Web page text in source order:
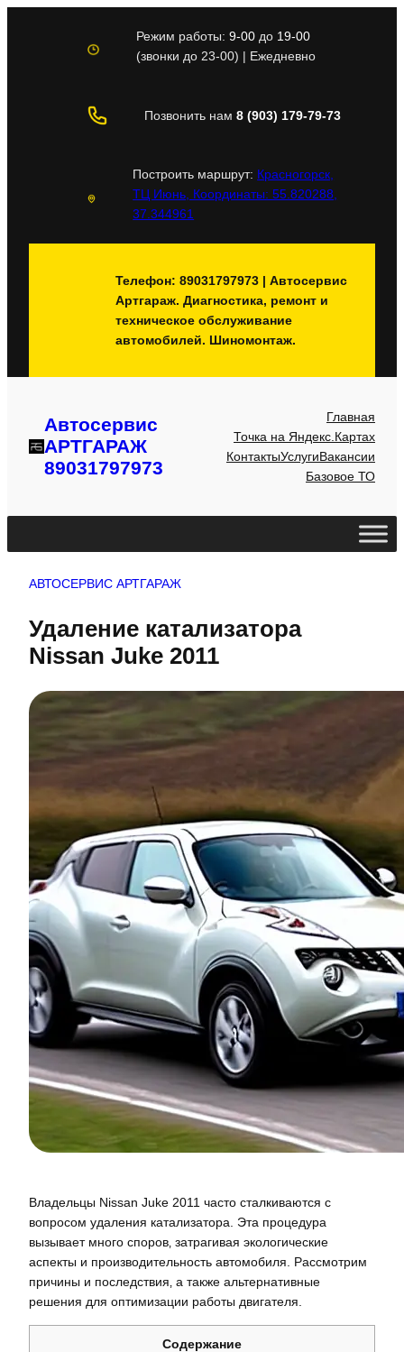
содержимому
Режим работы: 9-00до 19-00
(звонки до 23-00) | Ежедневно
Позвонить нам 8 (903) 179-79-73
Построить маршрут: Красногорск,
ТЦ Июнь, Координаты: 55.820288,
37.344961
Телефон: 89031797973 | Автосервис
Артгараж. Диагностика, ремонт и
техническое обслуживание
автомобилей. Шиномонтаж.
Автосервис
АРТГАРАЖ
89031797973
Главная
Точка на Яндекс.Картах
КонтактыУслугиВакансии
Базовое ТО
АВТОСЕРВИС АРТГАРАЖ
Удаление катализатора
Nissan Juke 2011
Владельцы Nissan Juke 2011 часто сталкиваются с
вопросом удаления катализатора. Эта процедура
вызывает много споров‚ затрагивая экологические
аспекты и производительность автомобиля. Рассмотрим
причины и последствия‚ а также альтернативные
решения для оптимизации работы двигателя.
Содержание